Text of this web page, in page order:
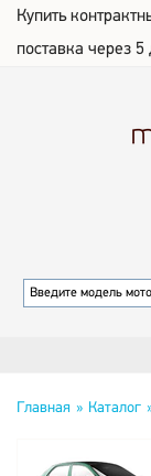
Купить
поставка через 5
Главная Каталог